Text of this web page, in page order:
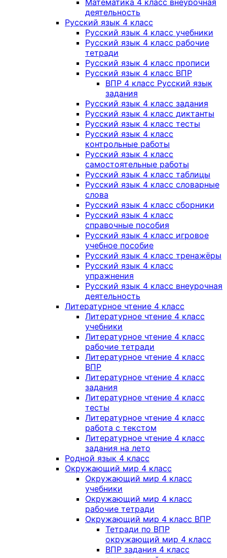
Математика 4 класс внеурочная
деятельность
Русский язык 4 класс
Русский язык 4 класс учебники
Русский язык 4 класс рабочие
тетради
Русский язык 4 класс прописи
Русский язык 4 класс ВПР
ВПР 4 класс Русский язык
задания
Русский язык 4 класс задания
Русский язык 4 класс диктанты
Русский язык 4 класс тесты
Русский язык 4 класс
контрольные работы
Русский язык 4 класс
самостоятельные работы
Русский язык 4 класс таблицы
Русский язык 4 класс словарные
слова
Русский язык 4 класс сборники
Русский язык 4 класс
справочные пособия
Русский язык 4 класс игровое
учебное пособие
Русский язык 4 класс тренажёры
Русский язык 4 класс
упражнения
Русский язык 4 класс внеурочная
деятельность
Литературное чтение 4 класс
Литературное чтение 4 класс
учебники
Литературное чтение 4 класс
рабочие тетради
Литературное чтение 4 класс
ВПР
Литературное чтение 4 класс
задания
Литературное чтение 4 класс
тесты
Литературное чтение 4 класс
работа с текстом
Литературное чтение 4 класс
задания на лето
Родной язык 4 класс
Окружающий мир 4 класс
Окружающий мир 4 класс
учебники
Окружающий мир 4 класс
рабочие тетради
Окружающий мир 4 класс ВПР
Тетради по ВПР
окружающий мир 4 класс
ВПР задания 4 класс